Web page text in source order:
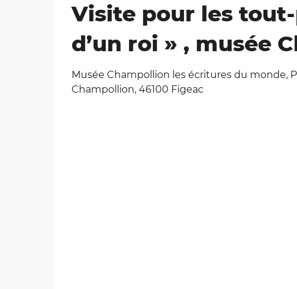
Visite pour les
d’un roi » , musée
Musée Champollion les écritures du monde,
Champollion, 46100 Figeac